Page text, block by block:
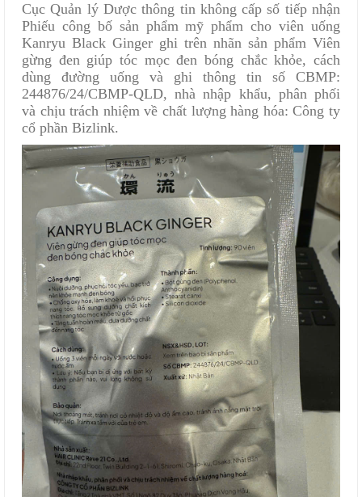
Cục Quản lý Dược thông tin không cấp số tiếp nhận
Phiếu công bố sản phẩm mỹ phẩm cho viên uống
Kanryu Black Ginger ghi trên nhãn sản phẩm Viên
gừng đen giúp tóc mọc đen bóng chắc khỏe, cách
dùng đường uống và ghi thông tin số CBMP:
244876/24/CBMP-QLD, nhà nhập khẩu, phân phối
và chịu trách nhiệm về chất lượng hàng hóa: Công ty
cổ phần Bizlink.